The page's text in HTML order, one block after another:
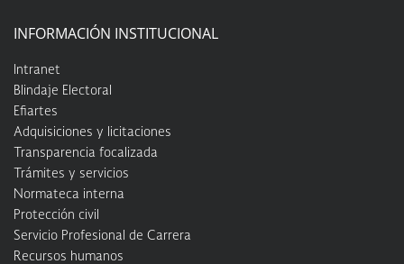
INFORMACIÓN INSTITUCIONAL
Intranet
Blindaje Electoral
Efiartes
Adquisiciones y licitaciones
Transparencia focalizada
Trámites y servicios
Normateca interna
Protección civil
Servicio Profesional de Carrera
Recursos humanos